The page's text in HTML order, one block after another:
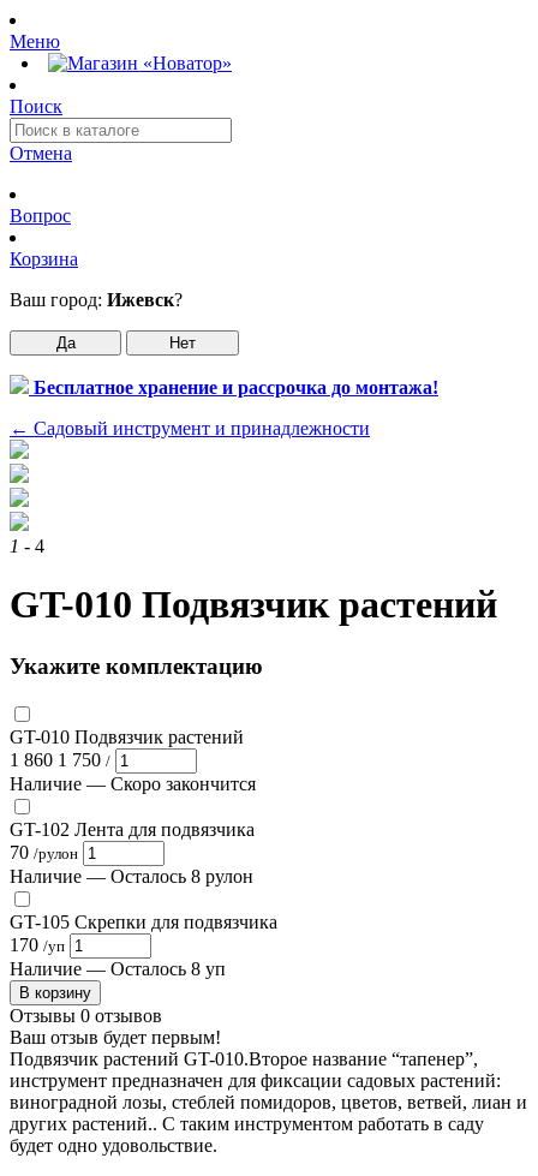
Меню
Поиск
Отмена
Вопрос
Корзина
Ваш город: Ижевск?
Да Нет
Бесплатное хранение и рассрочка до монтажа!
← Садовый инструмент и принадлежности
1 - 4
GT-010 Подвязчик растений
Укажите комплектацию
GT-010 Подвязчик растений
1 860 1 750 /
Наличие — Скоро закончится
GT-102 Лента для подвязчика
70 /рулон
Наличие — Осталось 8 рулон
GT-105 Скрепки для подвязчика
170 /уп
Наличие — Осталось 8 уп
В корзину
Отзывы 0 отзывов
Ваш отзыв будет первым!
Подвязчик растений GT-010.Второе название “тапенер”,
инструмент предназначен для фиксации садовых растений:
виноградной лозы, стеблей помидоров, цветов, ветвей, лиан и
других растений.. С таким инструментом работать в саду
будет одно удовольствие.